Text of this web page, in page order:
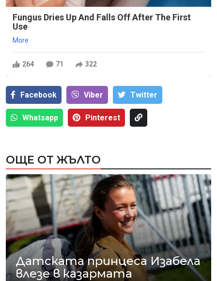
Fungus Dries Up And Falls Off After The First
Use
More
264 71 322
Facebook Viber Тwitter
Whatsapp Pinterest
ОЩЕ ОТ ЖЪЛТО
Датската принцеса Изабела
влезе в казармата